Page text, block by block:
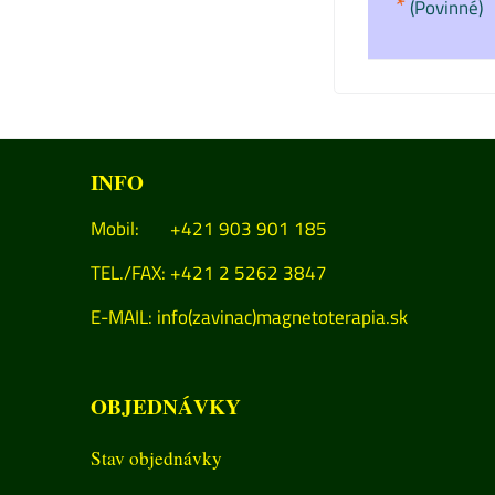
(Povinné)
INFO
Mobil: +421 903 901 185
TEL./FAX: +421 2 5262 3847
E-MAIL: info(zavinac)magnetoterapia.sk
OBJEDNÁVKY
Stav objednávky